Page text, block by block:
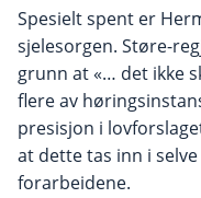
Spesielt spent er
sjelesorgen. Støre-
grunn at «… det ikke
flere av
presisjon i
at dette tas inn i
forarbeidene.